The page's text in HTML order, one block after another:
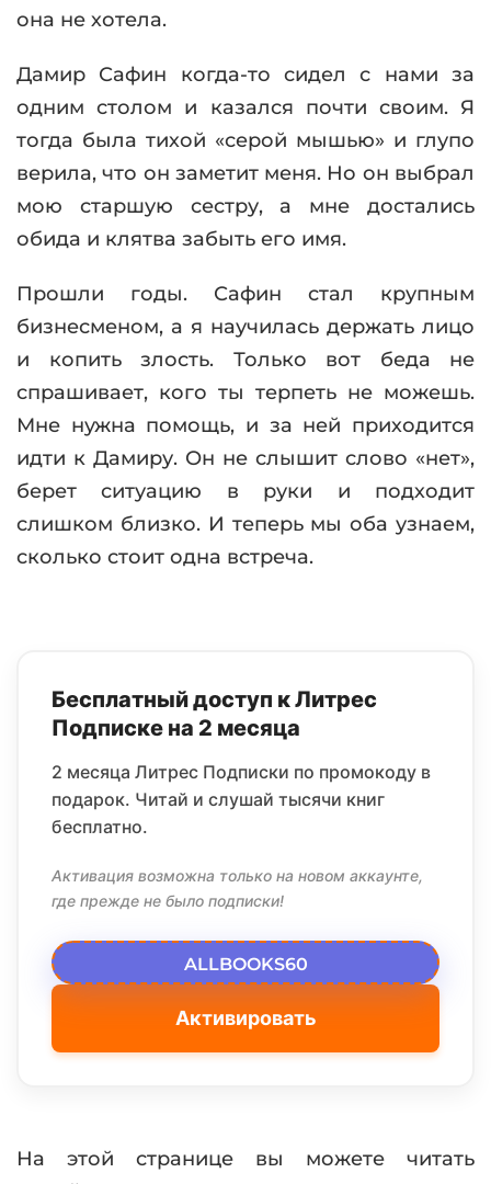
она не хотела.
Дамир Сафин когда-то сидел с нами за
одним столом и казался почти своим. Я
тогда была тихой «серой мышью» и глупо
верила, что он заметит меня. Но он выбрал
мою старшую сестру, а мне достались
обида и клятва забыть его имя.
Прошли годы. Сафин стал крупным
бизнесменом, а я научилась держать лицо
и копить злость. Только вот беда не
спрашивает, кого ты терпеть не можешь.
Мне нужна помощь, и за ней приходится
идти к Дамиру. Он не слышит слово «нет»,
берет ситуацию в руки и подходит
слишком близко. И теперь мы оба узнаем,
сколько стоит одна встреча.
Бесплатный доступ к Литрес
Подписке на 2 месяца
2 месяца Литрес Подписки по промокоду в
подарок. Читай и слушай тысячи книг
бесплатно.
Активация возможна только на новом аккаунте,
где прежде не было подписки!
ALLBOOKS60
Активировать
На этой странице вы можете читать